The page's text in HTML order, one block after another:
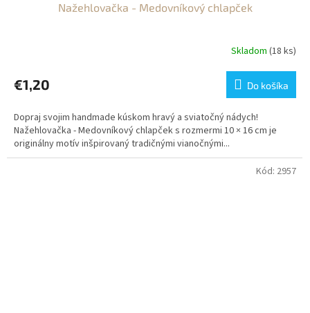
Nažehlovačka - Medovníkový chlapček
Skladom (18 ks)
€1,20 Do košíka
Dopraj svojim handmade kúskom hravý a sviatočný nádych!
Nažehlovačka - Medovníkový chlapček s rozmermi 10 × 16 cm je
originálny motív inšpirovaný tradičnými vianočnými...
Kód: 2957